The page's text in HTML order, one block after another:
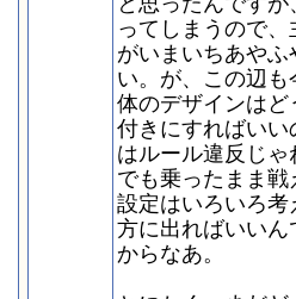
ってしまうので
がいまいちあや
い。が、この辺
体のデザインは
付きにすればい
はルール違反じ
でも乗ったまま
設定はいろいろ
方に出ればいい
からなあ。